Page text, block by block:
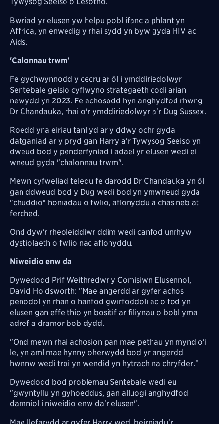
Bwriad yr elusen yw helpu pobl ifanc a phlant yn
Affrica, yn enwedig y rhai sydd yn byw gyda HIV ac
Aids.
'Calonnau trwm'
Fe gychwynnodd y cecru ar ôl i ymddiriedolwyr
Sentebale geisio cyflwyno strategaeth codi arian
newydd yn 2023. Fe achosodd hyn anghydfod rhwng
Dr Chandauka, rhai o'r ymddiriedolwyr a'r Dug Sussex.
Roedd yna eiriau tanllyd ar y ddwy ochr gyda
datganiad ar y pryd gan Harry a'r Tywysog Seeiso yn
dweud bod y penderfyniad i adael yr elusen wedi ei
wneud gyda "chalonnau trwm".
Mewn cyfweliad teledu fe darodd Dr Chandauka yn ôl
gan ddweud bod y Dug wedi bod yn ymwneud gyda
"chuddio" honiadau o fwlio, aflonyddu a chasineb at
ferched.
Ond dyw'r rheoleiddiwr ddim wedi canfod unrhyw
dystiolaeth o fwlio nac aflonyddu.
Niweidio enw da
Dywedodd Prif Weithredwr y Comisiwn Elusennol,
David Holdsworth: "Mae angerdd ar gyfer achos
penodol yn rhan o hanfod gwirfoddoli ac o fod yn
elusen gan effeithio yn bositif ar filiynau o bobl yma
adref a dramor bob dydd.
"Ond mewn rhai achosion pan mae pethau yn mynd o'i
le, yn aml mae hynny oherwydd bod yr angerdd
hwnnw wedi troi yn wendid yn hytrach na chryfder."
Dywedodd bod problemau Sentebale wedi eu
"gwyntyllu yn gyhoeddus, gan alluogi anghydfod
damniol i niweidio enw da'r elusen".
Mae llefarydd ar gyfer Harry wedi beirniadu'r